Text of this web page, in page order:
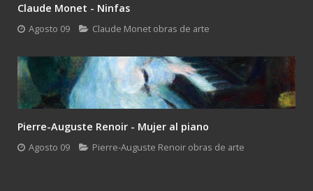
Claude Monet - Ninfas
Agosto 09 Claude Monet obras de arte
Pierre-Auguste Renoir - Mujer al piano
Agosto 09 Pierre-Auguste Renoir obras de arte